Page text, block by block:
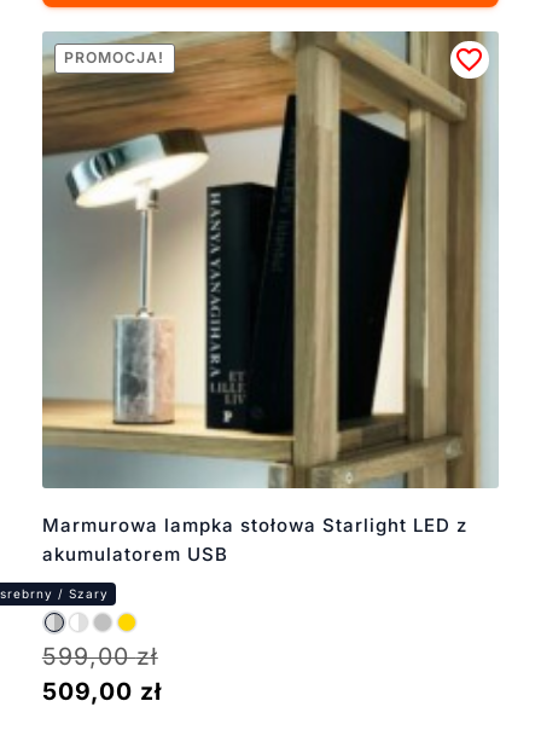
Marmurowa lampka stołowa Starlight LED z
akumulatorem USB
PROMOCJA!
599,00zł
509,00 zł